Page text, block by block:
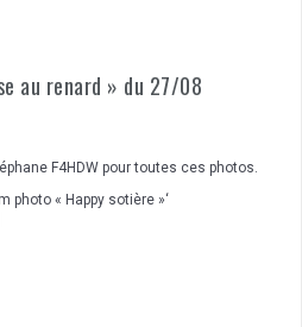
au renard » du 27/08
F4HDW pour toutes ces photos.
photo « Happy sotière »‘